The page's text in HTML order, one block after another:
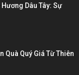
Dâu Tây: Sự
Quà Quý Giá Từ Thiên